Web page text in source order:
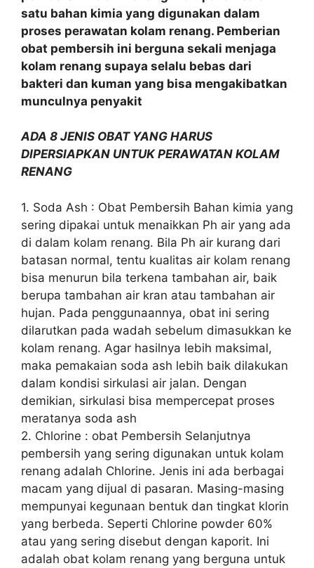
satu bahan kimia yang digunakan dalam
proses perawatan kolam renang. Pemberian
obat pembersih ini berguna sekali menjaga
kolam renang supaya selalu bebas dari
bakteri dan kuman yang bisa mengakibatkan
munculnya penyakit
ADA 8 JENIS OBAT YANG HARUS
DIPERSIAPKAN UNTUK PERAWATAN KOLAM
RENANG
1. Soda Ash : Obat Pembersih Bahan kimia yang
sering dipakai untuk menaikkan Ph air yang ada
di dalam kolam renang. Bila Ph air kurang dari
batasan normal, tentu kualitas air kolam renang
bisa menurun bila terkena tambahan air, baik
berupa tambahan air kran atau tambahan air
hujan. Pada penggunaannya, obat ini sering
dilarutkan pada wadah sebelum dimasukkan ke
kolam renang. Agar hasilnya lebih maksimal,
maka pemakaian soda ash lebih baik dilakukan
dalam kondisi sirkulasi air jalan. Dengan
demikian, sirkulasi bisa mempercepat proses
meratanya soda ash
2. Chlorine : obat Pembersih Selanjutnya
pembersih yang sering digunakan untuk kolam
renang adalah Chlorine. Jenis ini ada berbagai
macam yang dijual di pasaran. Masing-masing
mempunyai kegunaan bentuk dan tingkat klorin
yang berbeda. Seperti Chlorine powder 60%
atau yang sering disebut dengan kaporit. Ini
adalah obat kolam renang yang berguna untuk